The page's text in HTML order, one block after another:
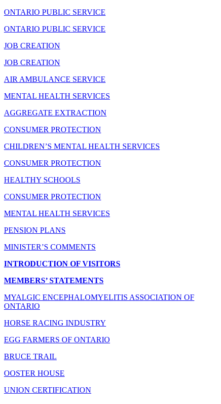
ONTARIO PUBLIC SERVICE
ONTARIO PUBLIC SERVICE
JOB CREATION
JOB CREATION
AIR AMBULANCE SERVICE
MENTAL HEALTH SERVICES
AGGREGATE EXTRACTION
CONSUMER PROTECTION
CHILDREN’S MENTAL HEALTH SERVICES
CONSUMER PROTECTION
HEALTHY SCHOOLS
CONSUMER PROTECTION
MENTAL HEALTH SERVICES
PENSION PLANS
MINISTER’S COMMENTS
INTRODUCTION OF VISITORS
MEMBERS’ STATEMENTS
MYALGIC ENCEPHALOMYELITIS ASSOCIATION OF
ONTARIO
HORSE RACING INDUSTRY
EGG FARMERS OF ONTARIO
BRUCE TRAIL
OOSTER HOUSE
UNION CERTIFICATION